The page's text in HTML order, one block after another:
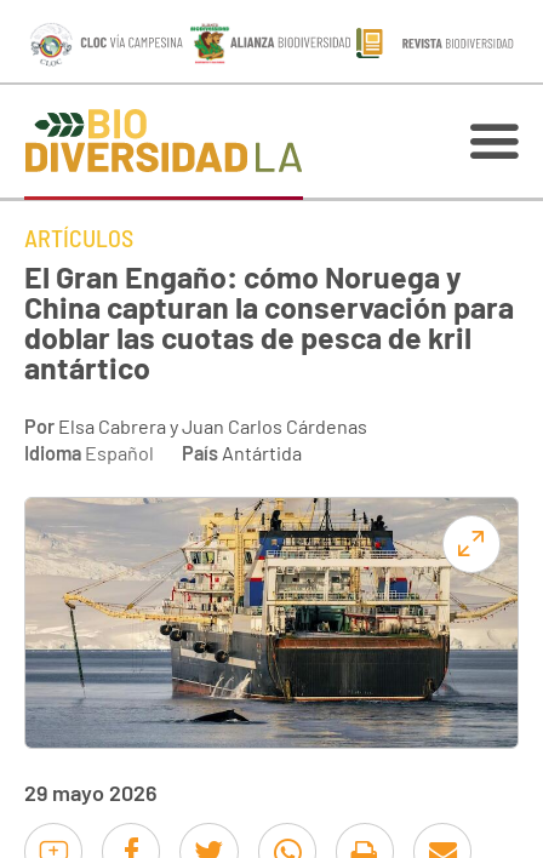
ARTÍCULOS
El Gran Engaño: cómo Noruega y
China capturan la conservación para
doblar las cuotas de pesca de kril
antártico
Por Elsa Cabrera y Juan Carlos Cárdenas
Idioma Español País Antártida
29 mayo 2026